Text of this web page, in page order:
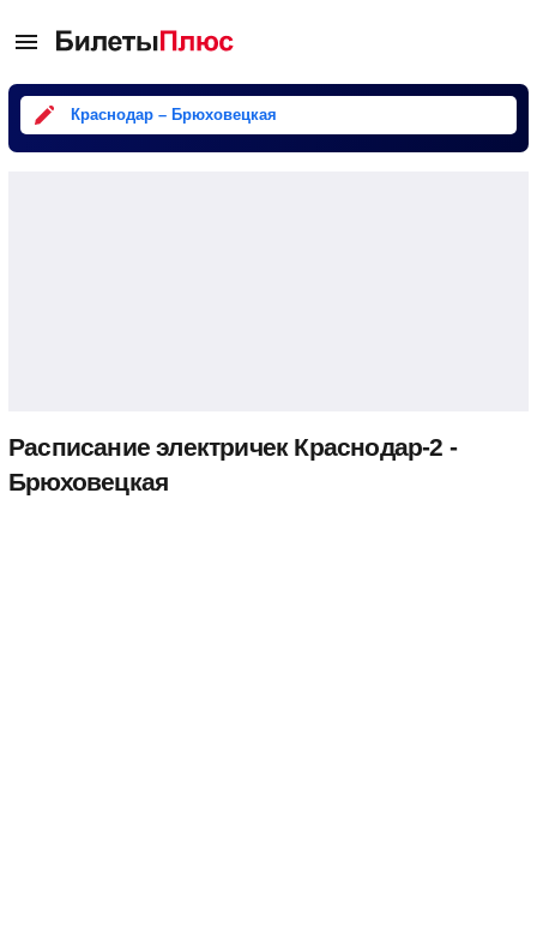
Краснодар – Брюховецкая
Расписание электричек Краснодар-2 -
Брюховецкая